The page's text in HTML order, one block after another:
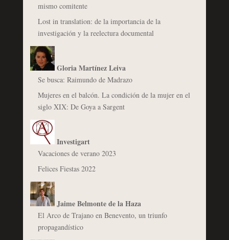
mismo comitente
Lost in translation: de la importancia de la
investigación y la reelectura documental
Gloria Martínez Leiva
Se busca: Raimundo de Madrazo
Mujeres en el balcón. La condición de la mujer en el
siglo XIX: De Goya a Sargent
Investigart
Vacaciones de verano 2023
Felices Fiestas 2022
Jaime Belmonte de la Haza
El Arco de Trajano en Benevento, un triunfo
propagandístico